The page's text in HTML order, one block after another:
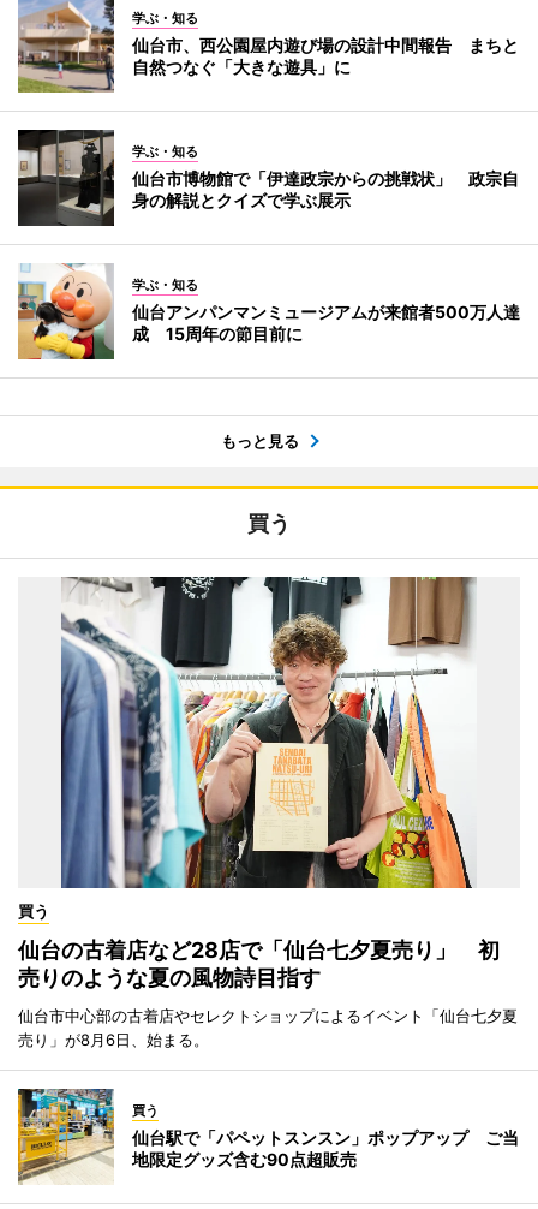
学ぶ・知る
仙台市、西公園屋内遊び場の設計中間報告 まちと
自然つなぐ「大きな遊具」に
学ぶ・知る
仙台市博物館で「伊達政宗からの挑戦状」 政宗自
身の解説とクイズで学ぶ展示
学ぶ・知る
仙台アンパンマンミュージアムが来館者500万人達
成 15周年の節目前に
もっと見る
買う
買う
仙台の古着店など28店で「仙台七夕夏売り」 初
売りのような夏の風物詩目指す
仙台市中心部の古着店やセレクトショップによるイベント「仙台七夕夏
売り」が8月6日、始まる。
買う
仙台駅で「パペットスンスン」ポップアップ ご当
地限定グッズ含む90点超販売